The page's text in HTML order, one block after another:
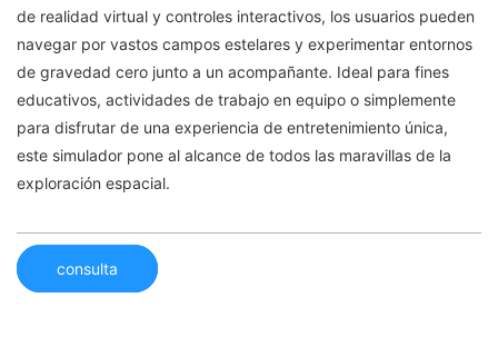
de realidad virtual y controles interactivos, los usuarios pueden
navegar por vastos campos estelares y experimentar entornos
de gravedad cero junto a un acompañante. Ideal para fines
educativos, actividades de trabajo en equipo o simplemente
para disfrutar de una experiencia de entretenimiento única,
este simulador pone al alcance de todos las maravillas de la
exploración espacial.
consulta